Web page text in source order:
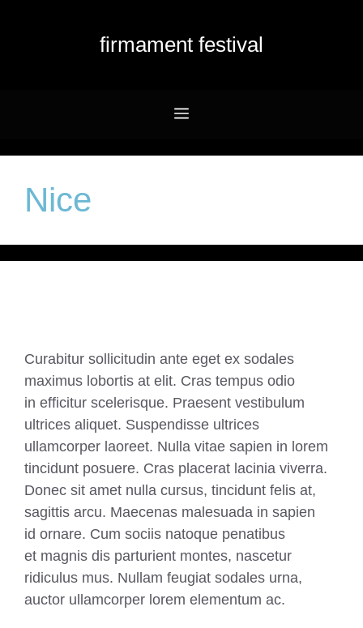
firmament festival
Menu
Nice
Curabitur sollicitudin ante eget ex sodales
maximus lobortis at elit. Cras tempus odio
in efficitur scelerisque. Praesent vestibulum
ultrices aliquet. Suspendisse ultrices
ullamcorper laoreet. Nulla vitae sapien in lorem
tincidunt posuere. Cras placerat lacinia viverra.
Donec sit amet nulla cursus, tincidunt felis at,
sagittis arcu. Maecenas malesuada in sapien
id ornare. Cum sociis natoque penatibus
et magnis dis parturient montes, nascetur
ridiculus mus. Nullam feugiat sodales urna,
auctor ullamcorper lorem elementum ac.